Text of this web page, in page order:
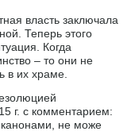
власть заключала
Теперь этого
Когда
– то они не
в их храме.
г. с комментарием:
канонами, не може